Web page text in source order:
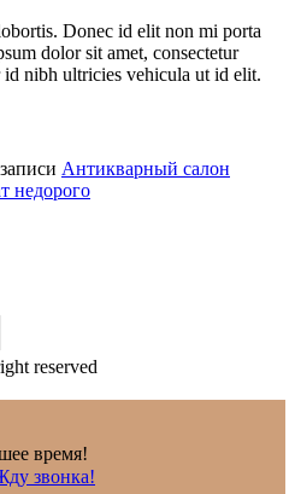
Donec id elit non mi porta
dolor sit amet, consectetur
nibh ultricies vehicula ut id elit.
Антикварный салон
недорого
reserved
время!
звонка!